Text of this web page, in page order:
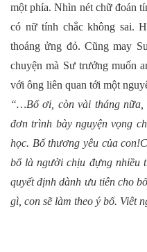
một phía. Nhìn nét chữ đoán
có nữ tính chắc không sai.
thoáng ửng đỏ. Cũng may
chuyện mà Sư trưởng muốn
với ông liên quan tới một
“…Bố ơi, còn vài tháng nữa,
đơn trình bày nguyện vọng
học. Bố thương yêu của
bố là người chịu đựng nhiều
quyết định dành ưu tiên cho
gì, con sẽ làm theo ý bố. Viêt